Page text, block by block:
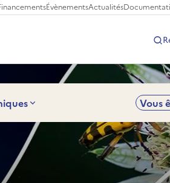
ÉvènementsActualités
Vous